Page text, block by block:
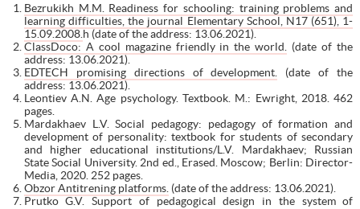
Bezrukikh M.M. Readiness for schooling: training problems and
learning difficulties, the journal Elementary School, N17 (651), 1-
15.09.2008. h (date of the address: 13.06.2021).
ClassDoco: A cool magazine friendly in the world.
(date of the
address: 13.06.2021).
EDTECH promising directions of development.
(date of the
address: 13.06.2021).
Leontiev A.N. Age psychology. Textbook. M.: Ewright, 2018. 462
pages.
Mardakhaev L.V. Social pedagogy: pedagogy of formation and
development of personality: textbook for students of secondary
and higher educational institutions/L.V. Mardakhaev; Russian
State Social University. 2nd ed., Erased. Moscow; Berlin: Director-
Media, 2020. 252 pages.
Obzor Antitrening platforms. (date of the address: 13.06.2021).
Prutko G.V. Support of pedagogical design in the system of